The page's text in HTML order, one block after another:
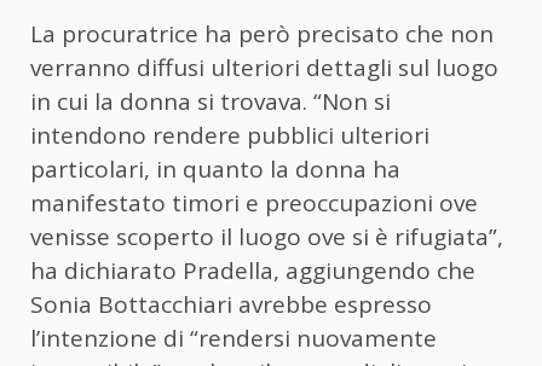
La procuratrice ha però precisato che non
verranno diffusi ulteriori dettagli sul luogo
in cui la donna si trovava. “Non si
intendono rendere pubblici ulteriori
particolari, in quanto la donna ha
manifestato timori e preoccupazioni ove
venisse scoperto il luogo ove si è rifugiata”,
ha dichiarato Pradella, aggiungendo che
Sonia Bottacchiari avrebbe espresso
l’intenzione di “rendersi nuovamente